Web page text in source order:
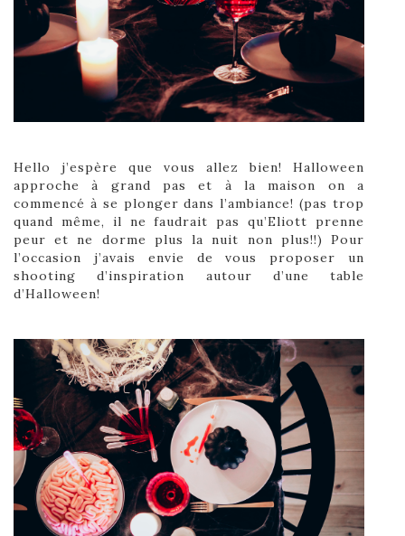
Hello j’espère que vous allez bien! Halloween
approche à grand pas et à la maison on a
commencé à se plonger dans l’ambiance! (pas trop
quand même, il ne faudrait pas qu’Eliott prenne
peur et ne dorme plus la nuit non plus!!) Pour
l’occasion j’avais envie de vous proposer un
shooting d’inspiration autour d’une table
d’Halloween!